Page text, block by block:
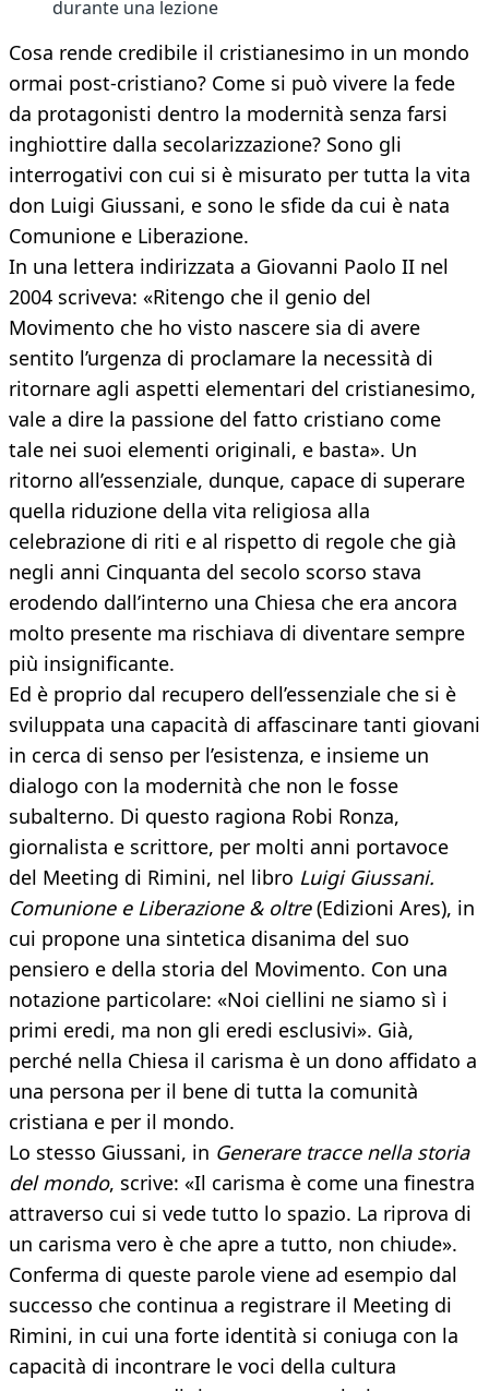
durante una lezione
Cosa rende credibile il cristianesimo in un mondo
ormai post-cristiano? Come si può vivere la fede
da protagonisti dentro la modernità senza farsi
inghiottire dalla secolarizzazione? Sono gli
interrogativi con cui si è misurato per tutta la vita
don Luigi Giussani, e sono le sfide da cui è nata
Comunione e Liberazione.
In una lettera indirizzata a Giovanni Paolo II nel
2004 scriveva: «Ritengo che il genio del
Movimento che ho visto nascere sia di avere
sentito l’urgenza di proclamare la necessità di
ritornare agli aspetti elementari del cristianesimo,
vale a dire la passione del fatto cristiano come
tale nei suoi elementi originali, e basta». Un
ritorno all’essenziale, dunque, capace di superare
quella riduzione della vita religiosa alla
celebrazione di riti e al rispetto di regole che già
negli anni Cinquanta del secolo scorso stava
erodendo dall’interno una Chiesa che era ancora
molto presente ma rischiava di diventare sempre
più insignificante.
Ed è proprio dal recupero dell’essenziale che si è
sviluppata una capacità di affascinare tanti giovani
in cerca di senso per l’esistenza, e insieme un
dialogo con la modernità che non le fosse
subalterno. Di questo ragiona Robi Ronza,
giornalista e scrittore, per molti anni portavoce
del Meeting di Rimini, nel libro Luigi Giussani.
Comunione e Liberazione & oltre(Edizioni Ares), in
cui propone una sintetica disanima del suo
pensiero e della storia del Movimento. Con una
notazione particolare: «Noi ciellini ne siamo sì i
primi eredi, ma non gli eredi esclusivi». Già,
perché nella Chiesa il carisma è un dono affidato a
una persona per il bene di tutta la comunità
cristiana e per il mondo.
Lo stesso Giussani, in Generare tracce nella storia
del mondo, scrive: «Il carisma è come una finestra
attraverso cui si vede tutto lo spazio. La riprova di
un carisma vero è che apre a tutto, non chiude».
Conferma di queste parole viene ad esempio dal
successo che continua a registrare il Meeting di
Rimini, in cui una forte identità si coniuga con la
capacità di incontrare le voci della cultura